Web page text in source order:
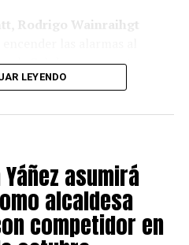
Rodrigo Wainraihgt
la Subdere no cuenta con
del Programa de
a pesar de que muchas
recursos para estos
afirmó el edil de la capital
sus declaraciones,
LEYENDO
asumirá
alcaldesa
competidor en